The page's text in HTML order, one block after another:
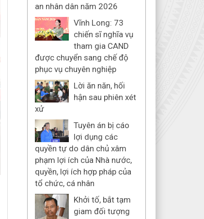
an nhân dân năm 2026
Vĩnh Long: 73
chiến sĩ nghĩa vụ
tham gia CAND
được chuyển sang chế độ
phục vụ chuyên nghiệp
Lời ăn năn, hối
hận sau phiên xét
xử
Tuyên án bị cáo
lợi dụng các
quyền tự do dân chủ xâm
phạm lợi ích của Nhà nước,
quyền, lợi ích hợp pháp của
tổ chức, cá nhân
Khởi tố, bắt tạm
giam đối tượng